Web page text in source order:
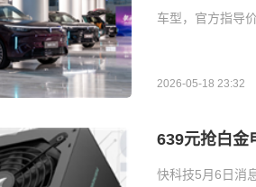
车型，官方指导
2026-05-18 23:32
639元抢白金
快科技5月6日消